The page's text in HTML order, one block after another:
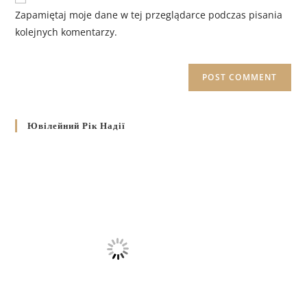
Zapamiętaj moje dane w tej przeglądarce podczas pisania
kolejnych komentarzy.
Ювілейний Рік Надії